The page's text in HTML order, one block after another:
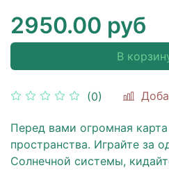
(0)
2950.00 руб
В
Перед вами огромная
пространства. Играйте за
Солнечной системы,